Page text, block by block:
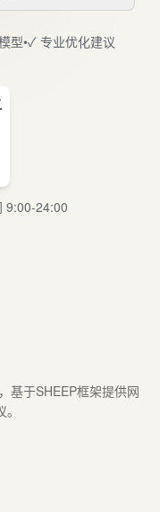
型•✓ 专业优化建议
9:00-24:00
基于SHEEP框架提供网